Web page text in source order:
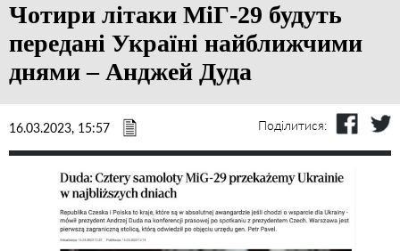
Чотири літаки МіГ-29 будуть
передані Україні найближчими
днями – Анджей Дуда
16.03.2023, 15:57 Поділитися: